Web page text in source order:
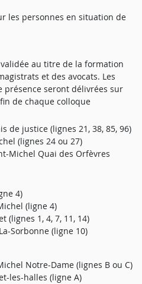
les personnes en situation de
au titre de la formation
et des avocats. Les
présence seront délivrées sur
de chaque colloque
de justice (lignes 21, 38, 85, 96)
(lignes 24 ou 27)
Michel Quai des Orfèvres
4)
(ligne 4)
(lignes 1, 4, 7, 11, 14)
Sorbonne (ligne 10)
Notre-Dame (lignes B ou C)
les-halles (ligne A)